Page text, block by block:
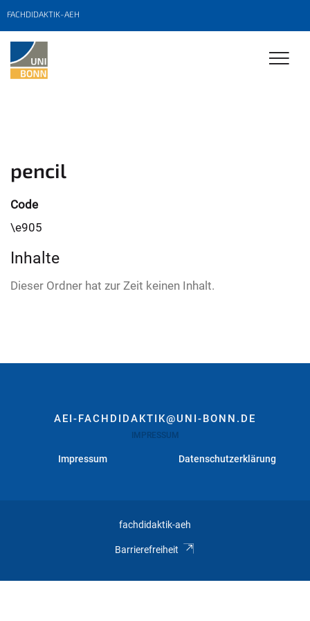
FACHDIDAKTIK-AEH
pencil
Code
\e905
Inhalte
Dieser Ordner hat zur Zeit keinen Inhalt.
AEI-FACHDIDAKTIK@UNI-BONN.DE
IMPRESSUM
Impressum Datenschutzerklärung
fachdidaktik-aeh
Barrierefreiheit